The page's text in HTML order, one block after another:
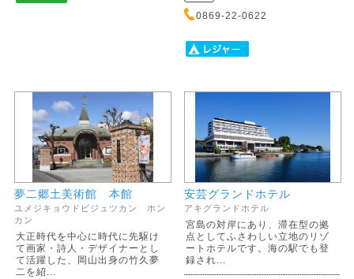
0869-22-0622
夢二郷土美術館 本館
ユメジキョウドビジュツカン ホン
カン
大正時代を中心に時代に先駆け
て画家・詩人・デザイナーとし
て活躍した、岡山出身の竹久夢
二を紹...
安芸グランドホテル
アキグランドホテル
宮島の対岸にあり、滞在型の拠
点としてふさわしい立地のリゾ
ートホテルです。海の駅でも登
録され...